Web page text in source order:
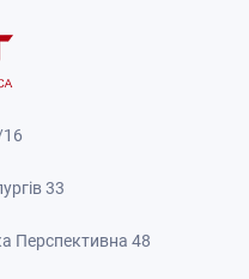
33
Перспективна 48